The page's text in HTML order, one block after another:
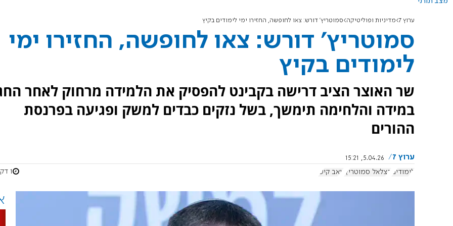
ערוץ 7 מדיניות ופוליטיקה סמוטריץ' דורש: צאו לחופשה, החזירו ימי לימודים בקיץ
סמוטריץ' דורש: צאו לחופשה, החזירו ימי
לימודים בקיץ
שר האוצר הציב דרישה בקבינט להפסיק את הלמידה מרחוק לאחר
במידה והלחימה תימשך, בשל נזקים כבדים למשק ופגיעה בפרנסת
ההורים
ערוץ 7
5.04.26, 15:21
לימודים בצלאל סמוטריץ' יואב קיש 1 דקות